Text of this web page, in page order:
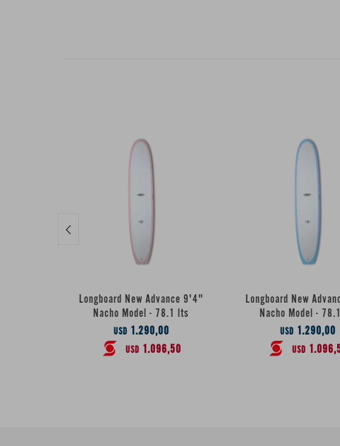
Longboard New Advance 9'4"
Nacho Model - 78.1 lts
USD 1.290,00
USD 1.096,50
Longboard New
Nacho Model -
USD 1.290,00
USD
